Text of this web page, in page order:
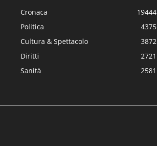
Cronaca
19444
Politica
4375
Cultura & Spettacolo
3872
Diritti
2721
Sanità
2581